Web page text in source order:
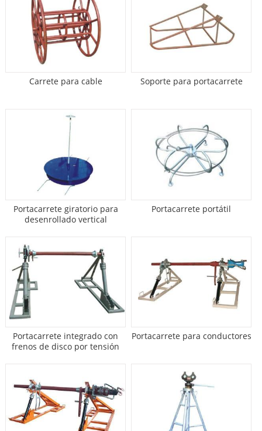
Carrete para cable Soporte para portacarrete
Portacarrete giratorio para
desenrollado vertical
Portacarrete portátil
Portacarrete integrado con
frenos de disco por tensión
Portacarrete para conductores